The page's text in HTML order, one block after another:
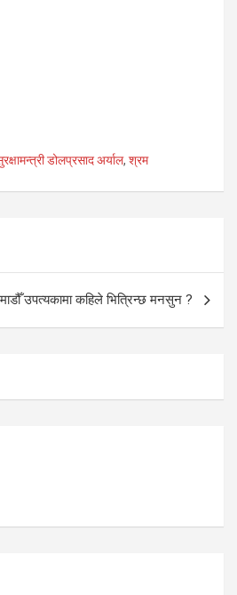
डोलप्रसाद अर्याल, श्रम
उपत्यकामा कहिले भित्रिन्छ मनसुन ?